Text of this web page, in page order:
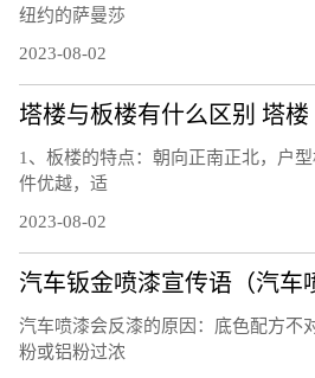
纽约的萨曼莎
2023-08-02
塔楼与板楼有什么区别 塔楼
1、板楼的特点：朝向正南正北，户
件优越，适
2023-08-02
汽车喷漆会反漆的原因：底色配方不
粉或铝粉过浓